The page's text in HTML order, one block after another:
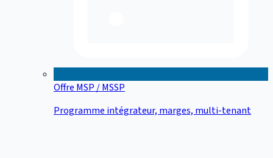
Offre MSP / MSSP
Programme intégrateur, marges, multi-tenant